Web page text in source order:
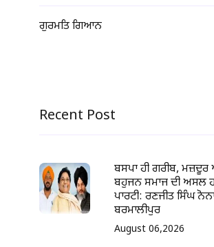
ਗੁਰਮਤਿ ਗਿਆਨ
Recent Post
ਬਸਪਾ ਹੀ ਗਰੀਬ, ਮਜ਼ਦੂਰ
ਬਹੁਜਨ ਸਮਾਜ ਦੀ ਅਸਲ
ਪਾਰਟੀ: ਰਣਜੀਤ ਸਿੰਘ
ਬਰਮਾਲੀਪੁਰ
August 06,2026